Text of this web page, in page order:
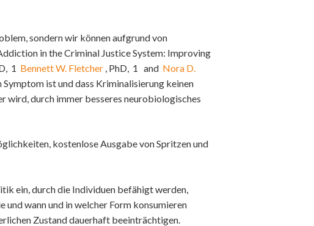
| Technologie
Gerechtigkeit
Unity & Having Fun
sondern wir können aufgrund von
in the Criminal Justice System: Improving
1 Bennett W. Fletcher , PhD, 1 and Nora D.
ist und dass Kriminalisierung keinen
wird, durch immer besseres neurobiologisches
kostenlose Ausgabe von Spritzen und
ein, durch die Individuen befähigt werden,
und wann und in welcher Form konsumieren
Zustand dauerhaft beeinträchtigen.